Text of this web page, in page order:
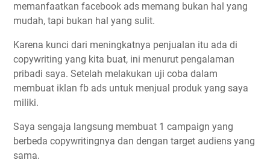
memanfaatkan facebook ads memang bukan hal yang
mudah, tapi bukan hal yang sulit.
Karena kunci dari meningkatnya penjualan itu ada di
copywriting yang kita buat, ini menurut pengalaman
pribadi saya. Setelah melakukan uji coba dalam
membuat iklan fb ads untuk menjual produk yang saya
miliki.
Saya sengaja langsung membuat 1 campaign yang
berbeda copywritingnya dan dengan target audiens yang
sama.